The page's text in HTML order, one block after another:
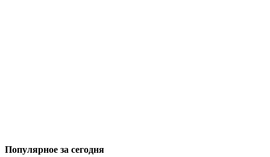
Популярное за сегодня